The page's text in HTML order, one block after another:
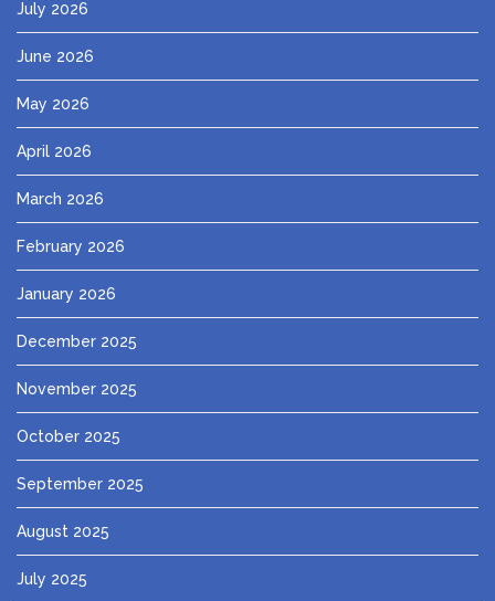
July 2026
June 2026
May 2026
April 2026
March 2026
February 2026
January 2026
December 2025
November 2025
October 2025
September 2025
August 2025
July 2025